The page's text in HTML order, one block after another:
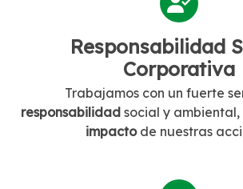
Responsabilidad
Corporativa
Trabajamos con un fuerte
responsabilidad social y ambiental,
impactode nuestras